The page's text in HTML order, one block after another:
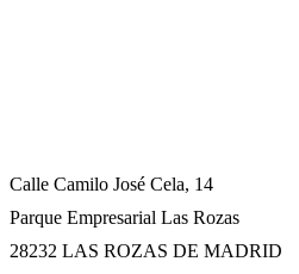
Calle Camilo José Cela, 14
Parque Empresarial Las Rozas
28232 LAS ROZAS DE MADRID